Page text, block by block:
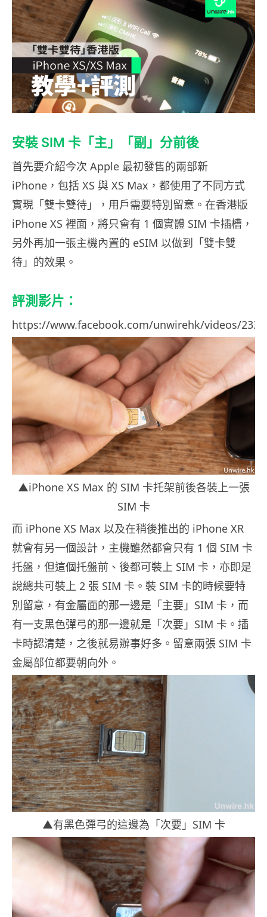
安裝 SIM 卡「主」「副」分前後
首先要介紹今次 Apple 最初發售的兩部新
iPhone，包括 XS 與 XS Max，都使用了不同方式
實現「雙卡雙待」，用戶需要特別留意。在香港版
iPhone XS 裡面，將只會有 1 個實體 SIM 卡插槽，
另外再加一張主機內置的 eSIM 以做到「雙卡雙
待」的效果。
評測影片：
https://www.facebook.com/unwirehk/videos/
▲iPhone XS Max 的 SIM 卡托架前後各裝上一張
SIM 卡
而 iPhone XS Max 以及在稍後推出的 iPhone XR
就會有另一個設計，主機雖然都會只有 1 個 SIM 卡
托盤，但這個托盤前、後都可裝上 SIM 卡，亦即是
說總共可裝上 2 張 SIM 卡。裝 SIM 卡的時候要特
別留意，有金屬面的那一邊是「主要」SIM 卡，而
有一支黑色彈弓的那一邊就是「次要」SIM 卡。插
卡時認清楚，之後就易辦事好多。留意兩張 SIM 卡
金屬部位都要朝向外。
▲有黑色彈弓的這邊為「次要」SIM 卡